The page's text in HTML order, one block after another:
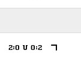
: U :